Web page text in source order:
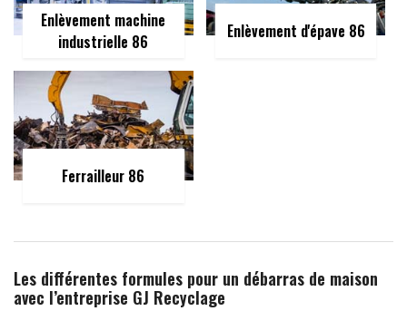
Enlèvement machine
industrielle 86
Enlèvement d'épave 86
Ferrailleur 86
Les différentes formules pour un débarras de maison
avec l’entreprise GJ Recyclage